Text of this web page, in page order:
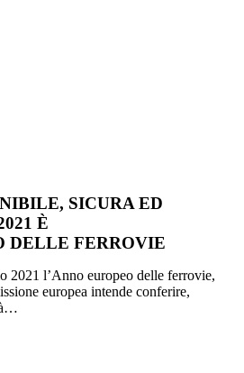
SICURA ED
È
DELLE FERROVIE
2021 l’Anno europeo delle ferrovie,
europea intende conferire,